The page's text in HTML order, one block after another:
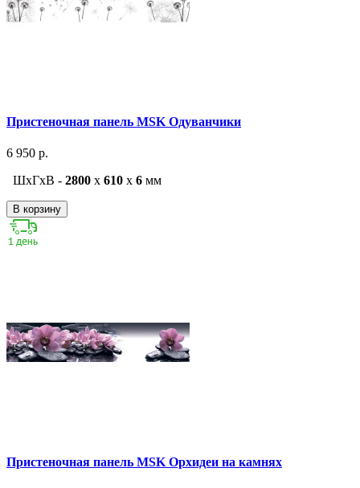
Пристеночная панель MSK Одуванчики
6 950 р.
ШxГxВ - 2800 x 610 x 6 мм
В корзину
Пристеночная панель MSK Орхидеи на камнях